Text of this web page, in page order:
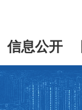
信息公开